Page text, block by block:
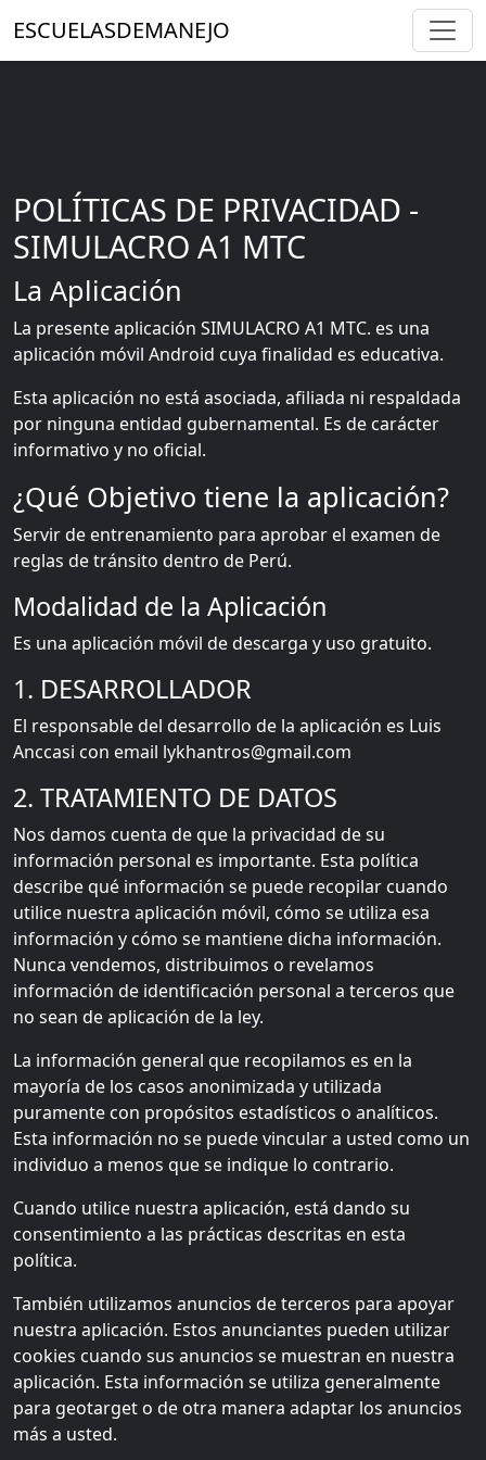
ESCUELASDEMANEJO
POLÍTICAS DE PRIVACIDAD -
SIMULACRO A1 MTC
La Aplicación
La presente aplicación SIMULACRO A1 MTC. es una
aplicación móvil Android cuya finalidad es educativa.
Esta aplicación no está asociada, afiliada ni respaldada
por ninguna entidad gubernamental. Es de carácter
informativo y no oficial.
¿Qué Objetivo tiene la aplicación?
Servir de entrenamiento para aprobar el examen de
reglas de tránsito dentro de Perú.
Modalidad de la Aplicación
Es una aplicación móvil de descarga y uso gratuito.
1. DESARROLLADOR
El responsable del desarrollo de la aplicación es Luis
Anccasi con email lykhantros@gmail.com
2. TRATAMIENTO DE DATOS
Nos damos cuenta de que la privacidad de su
información personal es importante. Esta política
describe qué información se puede recopilar cuando
utilice nuestra aplicación móvil, cómo se utiliza esa
información y cómo se mantiene dicha información.
Nunca vendemos, distribuimos o revelamos
información de identificación personal a terceros que
no sean de aplicación de la ley.
La información general que recopilamos es en la
mayoría de los casos anonimizada y utilizada
puramente con propósitos estadísticos o analíticos.
Esta información no se puede vincular a usted como un
individuo a menos que se indique lo contrario.
Cuando utilice nuestra aplicación, está dando su
consentimiento a las prácticas descritas en esta
política.
También utilizamos anuncios de terceros para apoyar
nuestra aplicación. Estos anunciantes pueden utilizar
cookies cuando sus anuncios se muestran en nuestra
aplicación. Esta información se utiliza generalmente
para geotarget o de otra manera adaptar los anuncios
más a usted.